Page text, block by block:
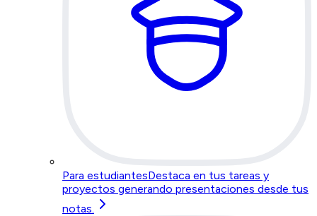
Para estudiantesDestaca en tus tareas y
proyectos generando presentaciones desde tus
notas.